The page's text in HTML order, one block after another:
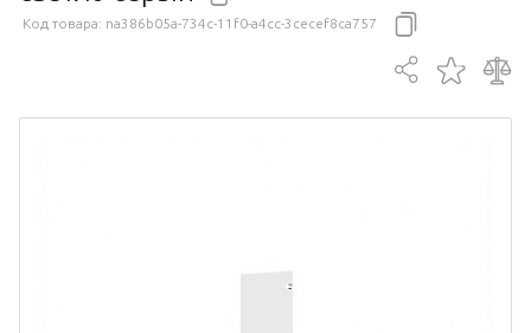
Код товара: na386b05a-734c-11f0-a4cc-3cecef8ca757